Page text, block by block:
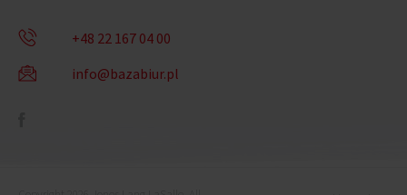
+48 22 167 04 00
info@bazabiur.pl